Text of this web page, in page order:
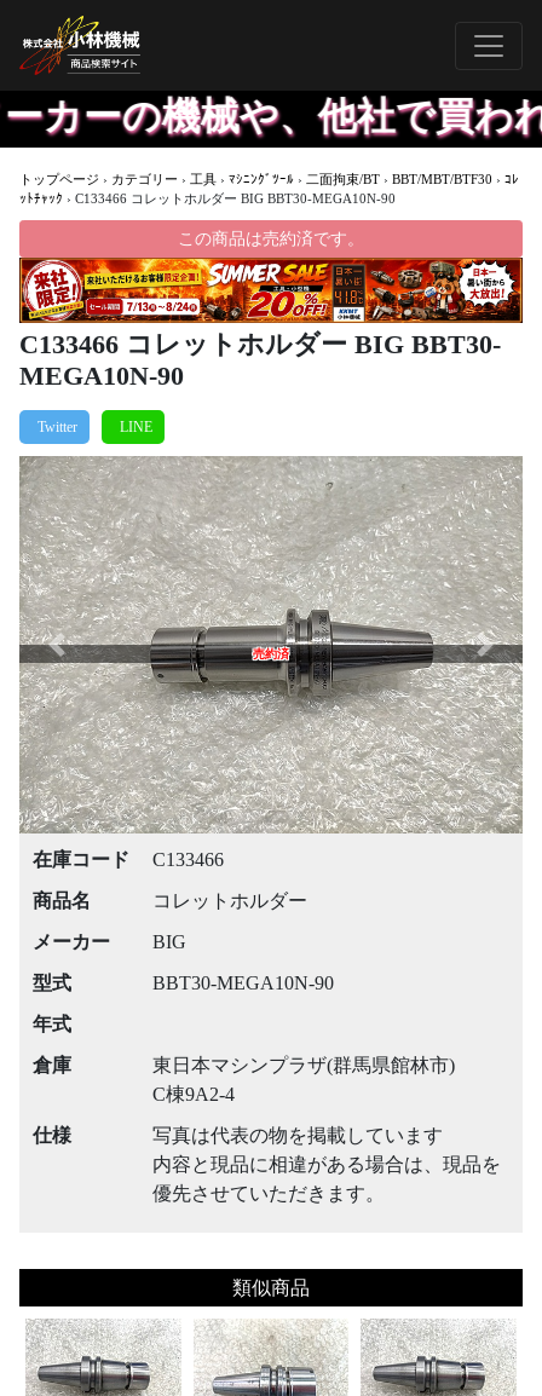
械や、他社で買われた
トップページ › カテゴリー › 工具 › ﾏｼﾆﾝｸﾞﾂｰﾙ › 二面拘束/BT › BBT/MBT/BTF30 › ｺﾚ
ｯﾄﾁｬｯｸ › C133466 コレットホルダー BIG BBT30-MEGA10N-90
この商品は売約済です。
C133466 コレットホルダー BIG BBT30-
MEGA10N-90
売約済
Previous Next
在庫コード
C133466
商品名
コレットホルダー
メーカー
BIG
型式
BBT30-MEGA10N-90
年式
倉庫
東日本マシンプラザ(群馬県館林市)
C棟9A2-4
仕様
写真は代表の物を掲載しています
内容と現品に相違がある場合は、現品を
優先させていただきます。
類似商品